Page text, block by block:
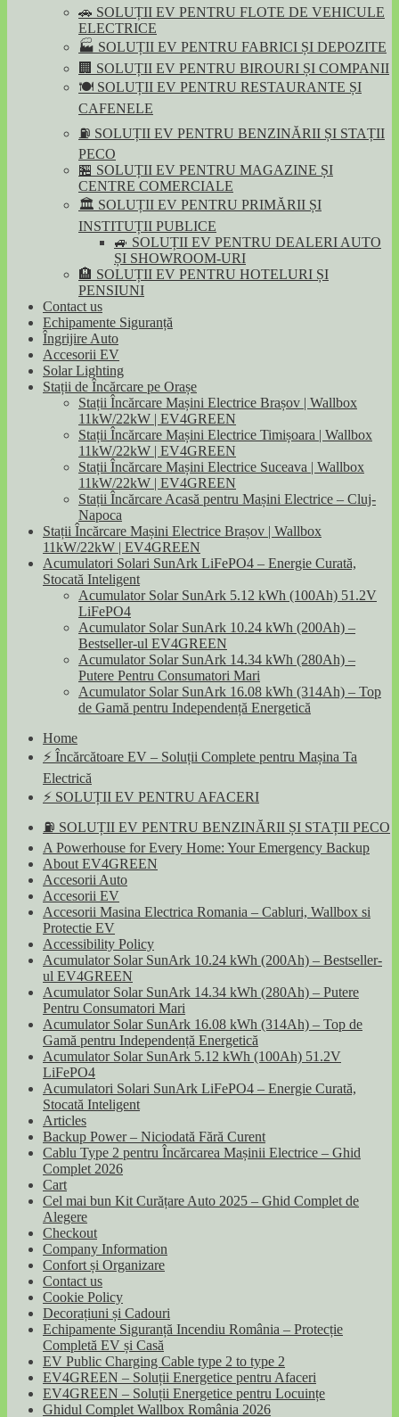
🚗 SOLUȚII EV PENTRU FLOTE DE VEHICULE
ELECTRICE
🏭 SOLUȚII EV PENTRU FABRICI ȘI DEPOZITE
🏢 SOLUȚII EV PENTRU BIROURI ȘI COMPANII
🍽️ SOLUȚII EV PENTRU RESTAURANTE ȘI
CAFENELE
⛽ SOLUȚII EV PENTRU BENZINĂRII ȘI STAȚII
PECO
🏪 SOLUȚII EV PENTRU MAGAZINE ȘI
CENTRE COMERCIALE
🏛️ SOLUȚII EV PENTRU PRIMĂRII ȘI
INSTITUȚII PUBLICE
🚙 SOLUȚII EV PENTRU DEALERI AUTO
ȘI SHOWROOM-URI
🏨 SOLUȚII EV PENTRU HOTELURI ȘI
PENSIUNI
Contact us
Echipamente Siguranță
Îngrijire Auto
Accesorii EV
Solar Lighting
Stații de Încărcare pe Orașe
Stații Încărcare Mașini Electrice Brașov | Wallbox
11kW/22kW | EV4GREEN
Stații Încărcare Mașini Electrice Timișoara | Wallbox
11kW/22kW | EV4GREEN
Stații Încărcare Mașini Electrice Suceava | Wallbox
11kW/22kW | EV4GREEN
Stații Încărcare Acasă pentru Mașini Electrice – Cluj-
Napoca
Stații Încărcare Mașini Electrice Brașov | Wallbox
11kW/22kW | EV4GREEN
Acumulatori Solari SunArk LiFePO4 – Energie Curată,
Stocată Inteligent
Acumulator Solar SunArk 5.12 kWh (100Ah) 51.2V
LiFePO4
Acumulator Solar SunArk 10.24 kWh (200Ah) –
Bestseller-ul EV4GREEN
Acumulator Solar SunArk 14.34 kWh (280Ah) –
Putere Pentru Consumatori Mari
Acumulator Solar SunArk 16.08 kWh (314Ah) – Top
de Gamă pentru Independență Energetică
Home
⚡ Încărcătoare EV – Soluții Complete pentru Mașina Ta
Electrică
⚡ SOLUȚII EV PENTRU AFACERI
⛽ SOLUȚII EV PENTRU BENZINĂRII ȘI STAȚII PECO
A Powerhouse for Every Home: Your Emergency Backup
About EV4GREEN
Accesorii Auto
Accesorii EV
Accesorii Masina Electrica Romania – Cabluri, Wallbox si
Protectie EV
Accessibility Policy
Acumulator Solar SunArk 10.24 kWh (200Ah) – Bestseller-
ul EV4GREEN
Acumulator Solar SunArk 14.34 kWh (280Ah) – Putere
Pentru Consumatori Mari
Acumulator Solar SunArk 16.08 kWh (314Ah) – Top de
Gamă pentru Independență Energetică
Acumulator Solar SunArk 5.12 kWh (100Ah) 51.2V
LiFePO4
Acumulatori Solari SunArk LiFePO4 – Energie Curată,
Stocată Inteligent
Articles
Backup Power – Niciodată Fără Curent
Cablu Type 2 pentru Încărcarea Mașinii Electrice – Ghid
Complet 2026
Cart
Cel mai bun Kit Curățare Auto 2025 – Ghid Complet de
Alegere
Checkout
Company Information
Confort și Organizare
Contact us
Cookie Policy
Decorațiuni și Cadouri
Echipamente Siguranță Incendiu România – Protecție
Completă EV și Casă
EV Public Charging Cable type 2 to type 2
EV4GREEN – Soluții Energetice pentru Afaceri
EV4GREEN – Soluții Energetice pentru Locuințe
Ghidul Complet Wallbox România 2026